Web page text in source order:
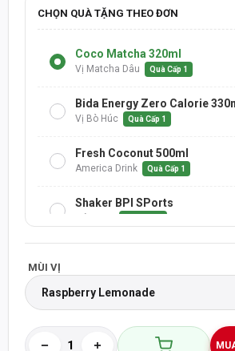
CHỌN QUÀ TẶNG THEO ĐƠN
Coco Matcha 320ml
Vị Matcha Dâu Quà Cấp 1
Bida Energy Zero Calorie
Vị Bò Húc Quà Cấp 1
Fresh Coconut 500ml
America Drink Quà Cấp 1
Shaker BPI SPorts
Nước Trái Cây 1 Lít
MÙI VỊ